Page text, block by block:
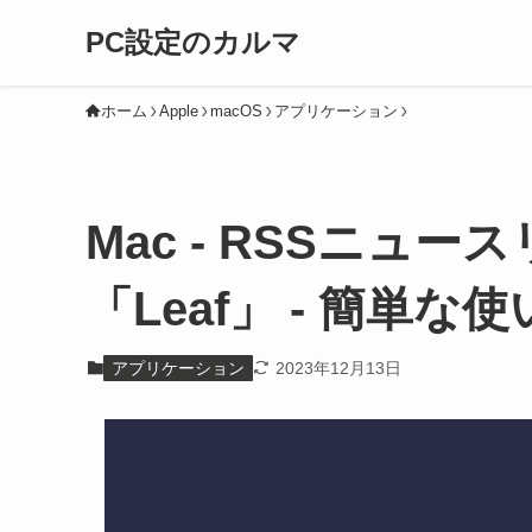
PC設定のカルマ
ホーム Apple macOS アプリケーション
Mac - RSSニュース
「Leaf」 - 簡単な使
アプリケーション 2023年12月13日